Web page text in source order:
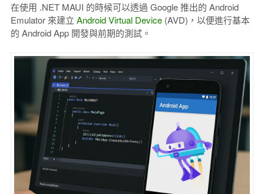
在使用 .NET MAUI 的時候可以透過 Google 推出的 Android
Emulator 來建立 Android Virtual Device(AVD)，以便進行基本
的 Android App 開發與前期的測試。